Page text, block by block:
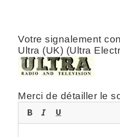
Votre signalement
Ultra (UK) (Ultra
Merci de détailler le